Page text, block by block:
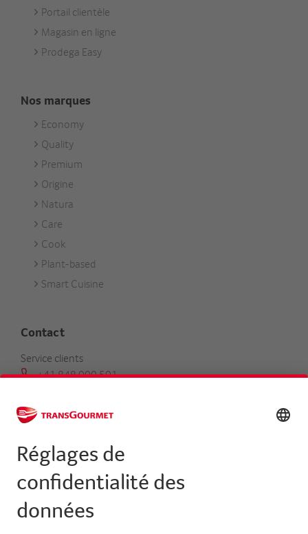
Portail clientèle
Magasin en ligne
Prodega Easy
Nos marques
Footer
Unsere
Marken
Economy
Quality
Premium
Origine
Natura
Care
Cook
Plant-based
Smart Cuisine
Contact
Service clients
+41 848 000 501
Trouver un conseiller clientèle
Centrale
+41 31 858 48 48
info@transgourmet.ch